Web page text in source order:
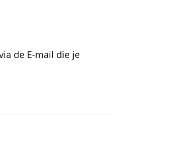
de E-mail die je